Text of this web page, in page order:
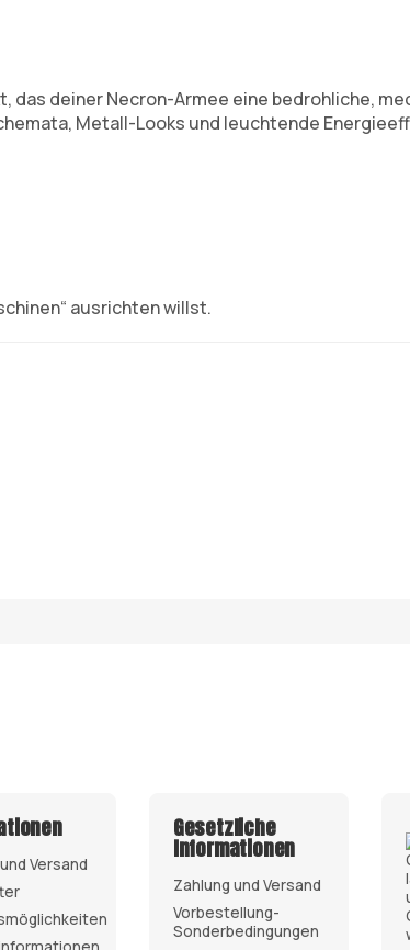
das deiner Necron-Armee eine bedrohliche,
Metall-Looks und leuchtende
ausrichten willst.
Versand
Gesetzliche
Informationen
Zahlung und Versand
Vorbestellung-
Sonderbedingungen